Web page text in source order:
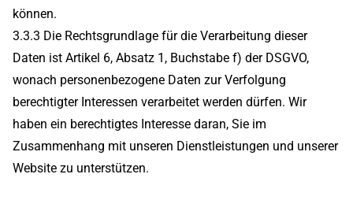
können.
3.3.3 Die Rechtsgrundlage für die Verarbeitung dieser
Daten ist Artikel 6, Absatz 1, Buchstabe f) der DSGVO,
wonach personenbezogene Daten zur Verfolgung
berechtigter Interessen verarbeitet werden dürfen. Wir
haben ein berechtigtes Interesse daran, Sie im
Zusammenhang mit unseren Dienstleistungen und unserer
Website zu unterstützen.